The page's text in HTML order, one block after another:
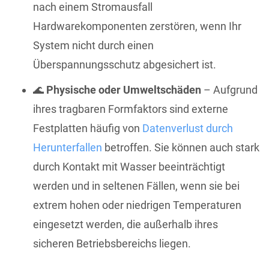
nach einem Stromausfall
Hardwarekomponenten zerstören, wenn Ihr
System nicht durch einen
Überspannungsschutz abgesichert ist.
🌊 Physische oder Umweltschäden – Aufgrund
ihres tragbaren Formfaktors sind externe
Festplatten häufig von Datenverlust durch
Herunterfallen betroffen. Sie können auch stark
durch Kontakt mit Wasser beeinträchtigt
werden und in seltenen Fällen, wenn sie bei
extrem hohen oder niedrigen Temperaturen
eingesetzt werden, die außerhalb ihres
sicheren Betriebsbereichs liegen.